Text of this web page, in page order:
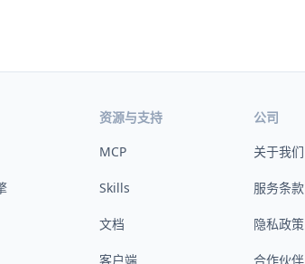
资源与支持
MCP
Skills
文档
客户端
公司
关于我们
服务条款
隐私政策
合作伙伴